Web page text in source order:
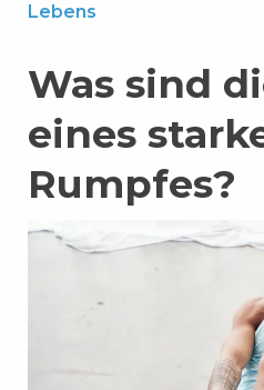
Lebens
Was sind
eines
Rumpfes?